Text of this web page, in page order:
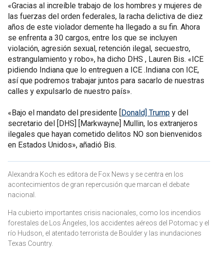
«Gracias al increíble trabajo de los hombres y mujeres de
las fuerzas del orden federales, la racha delictiva de diez
años de este violador demente ha llegado a su fin. Ahora
se enfrenta a 30 cargos, entre los que se incluyen
violación, agresión sexual, retención ilegal, secuestro,
estrangulamiento y robo», ha dicho DHS , Lauren Bis. «ICE
pidiendo Indiana que lo entreguen a ICE .Indiana con ICE,
así que podremos trabajar juntos para sacarlo de nuestras
calles y expulsarlo de nuestro país».
«Bajo el mandato del presidente [Donald] Trump y del
secretario del [DHS] [Markwayne] Mullin, los extranjeros
ilegales que hayan cometido delitos NO son bienvenidos
en Estados Unidos», añadió Bis.
Alexandra Koch es editora de Fox News y se centra en los
acontecimientos de gran repercusión que marcan el debate
nacional.
Ha cubierto importantes crisis nacionales, como los incendios
forestales de Los Ángeles, los accidentes aéreos del Potomac y el
río Hudson, el atentado terrorista de Boulder y las inundaciones
Texas Country.